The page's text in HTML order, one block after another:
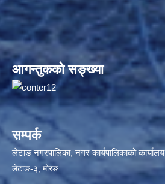
आगन्तुकको सङ्ख्या
सम्पर्क
लेटाङ नगरपालिका, नगर कार्यपालिकाको कार्यालय
लेटाङ-३, मोरङ